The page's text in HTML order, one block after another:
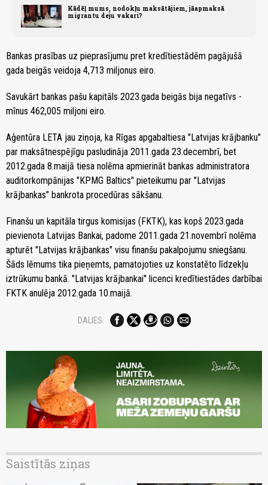
Kādēļ mums, nodokļu maksātājiem, jāapmaksā
migrantu deju vakari?
Bankas prasības uz pieprasījumu pret kredītiestādēm pagājušā
gada beigās veidoja 4,713 miljonus eiro.
Savukārt bankas pašu kapitāls 2023.gada beigās bija negatīvs -
mīnus 462,005 miljoni eiro.
Aģentūra LETA jau ziņoja, ka Rīgas apgabaltiesa "Latvijas krājbanku"
par maksātnespējīgu pasludināja 2011.gada 23.decembrī, bet
2012.gada 8.maijā tiesa nolēma apmierināt bankas administratora
auditorkompānijas "KPMG Baltics" pieteikumu par "Latvijas
krājbankas" bankrota procedūras sākšanu.
Finanšu un kapitāla tirgus komisijas (FKTK), kas kopš 2023.gada
pievienota Latvijas Bankai, padome 2011.gada 21.novembrī nolēma
apturēt "Latvijas krājbankas" visu finanšu pakalpojumu sniegšanu.
Šāds lēmums tika pieņemts, pamatojoties uz konstatēto līdzekļu
iztrūkumu bankā. "Latvijas krājbankai" licenci kredītiestādes darbībai
FKTK anulēja 2012.gada 10.maijā.
DALIES:
Saistītās ziņas